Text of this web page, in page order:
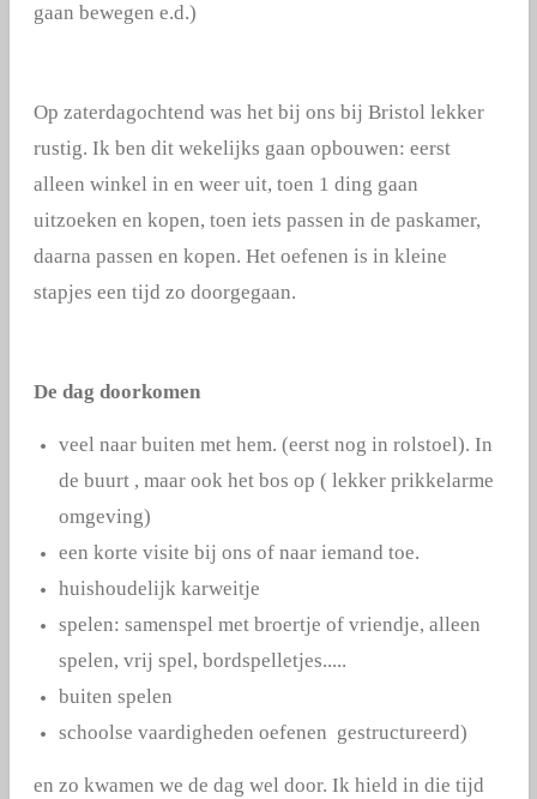
gaan bewegen e.d.)
Op zaterdagochtend was het bij ons bij Bristol lekker
rustig. Ik ben dit wekelijks gaan opbouwen: eerst
alleen winkel in en weer uit, toen 1 ding gaan
uitzoeken en kopen, toen iets passen in de paskamer,
daarna passen en kopen. Het oefenen is in kleine
stapjes een tijd zo doorgegaan.
De dag doorkomen
veel naar buiten met hem. (eerst nog in rolstoel). In
de buurt , maar ook het bos op ( lekker prikkelarme
omgeving)
een korte visite bij ons of naar iemand toe.
huishoudelijk karweitje
spelen: samenspel met broertje of vriendje, alleen
spelen, vrij spel, bordspelletjes.....
buiten spelen
schoolse vaardigheden oefenen gestructureerd)
en zo kwamen we de dag wel door. Ik hield in die tijd